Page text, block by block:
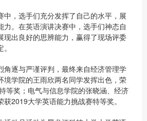
中，选手们充分发挥了自己的水平，展
力。在英语演讲决赛中，选手们神态自
现出良好的思辨能力，赢得了现场评委
角逐与严谨评判，最终来自经济管理学
境学院的王雨欣两名同学发挥出色，荣
等奖；电气与信息学院的张晓涵、经济
2019大学英语能力挑战赛特等奖。